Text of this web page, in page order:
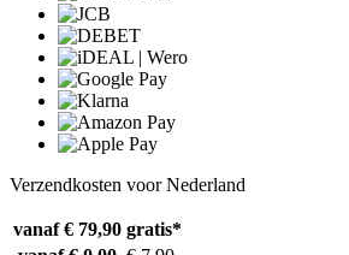
Verzendkosten voor Nederland
vanaf € 79,90 gratis*